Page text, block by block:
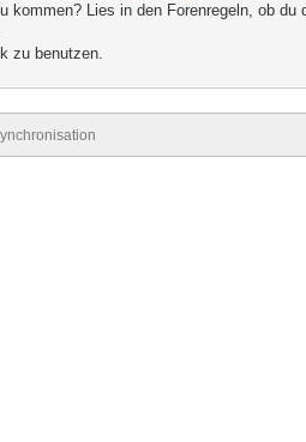
Lies in den Forenregeln, ob du
zu benutzen.